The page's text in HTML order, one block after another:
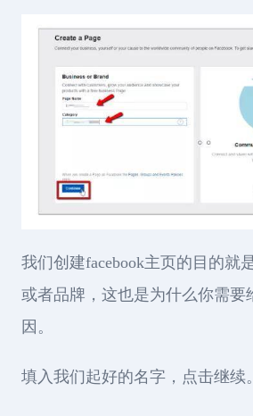
我们创建facebook主页的目的就
或者品牌，这也是为什么你需要
因。
填入我们起好的名字，点击继续。